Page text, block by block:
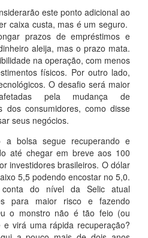
este ponto adicional ao
caixa custa, mas é um seguro.
prazos de empréstimos e
aleija, mas o prazo mata.
na operação, com menos
físicos. Por outro lado,
O desafio será maior
pela mudança de
dos consumidores, como disse
seus negócios.
bolsa segue recuperando e
até chegar em breve aos 100
investidores brasileiros. O dólar
5,5 podendo encostar no 5,0.
conta do nível da Selic atual
para maior risco e fazendo
o monstro não é tão feio (ou
virá uma rápida recuperação?